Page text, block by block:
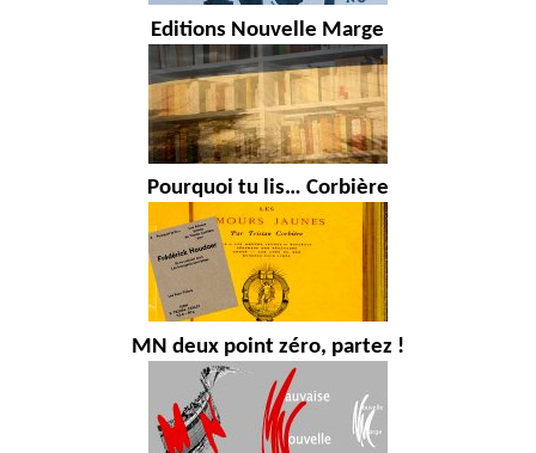
Editions Nouvelle Marge
Pourquoi tu lis… Corbière
MN deux point zéro, partez !